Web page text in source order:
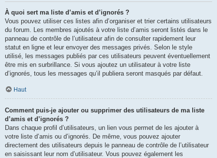
À quoi sert ma liste d’amis et d’ignorés ?
Vous pouvez utiliser ces listes afin d’organiser et trier certains utilisateurs
du forum. Les membres ajoutés à votre liste d’amis seront listés dans le
panneau de contrôle de l’utilisateur afin de consulter rapidement leur
statut en ligne et leur envoyer des messages privés. Selon le style
utilisé, les messages publiés par ces utilisateurs peuvent éventuellement
être mis en surbrillance. Si vous ajoutez un utilisateur à votre liste
d’ignorés, tous les messages qu’il publiera seront masqués par défaut.
Haut
Comment puis-je ajouter ou supprimer des utilisateurs de ma liste
d’amis et d’ignorés ?
Dans chaque profil d’utilisateurs, un lien vous permet de les ajouter à
votre liste d’amis ou d’ignorés. De même, vous pouvez ajouter
directement des utilisateurs depuis le panneau de contrôle de l’utilisateur
en saisissant leur nom d’utilisateur. Vous pouvez également les